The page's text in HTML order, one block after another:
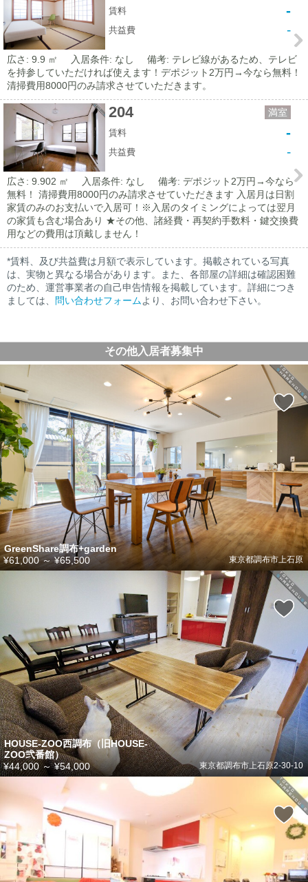
賃料 -
共益費 -
広さ: 9.9 ㎡ 入居条件: なし
備考: テレビ線があるため、テレビ
を持参していただければ使えます！デポジット2万円→今なら無料！
清掃費用8000円のみ請求させていただきます。
204 満室
賃料 -
共益費 -
広さ: 9.902 ㎡ 入居条件: なし
備考: デポジット2万円→今なら
無料！ 清掃費用8000円のみ請求させていただきます 入居月は日割
家賃のみのお支払いで入居可！※入居のタイミングによっては翌月
の家賃も含む場合あり ★その他、諸経費・再契約手数料・鍵交換費
用などの費用は頂戴しません！
*賃料、及び共益費は月額で表示しています。掲載されている写真
は、実物と異なる場合があります。また、各部屋の詳細は確認困難
のため、運営事業者の自己申告情報を掲載しています。詳細につき
ましては、
問い合わせフォームより、お問い合わせ下さい。
その他入居者募集中
GreenShare調布+garden
東京都調布市上石原
¥61,000～¥65,500
HOUSE-ZOO西調布（旧HOUSE-
ZOO弐番館）
東京都調布市上石原2-30-10
¥44,000～¥54,000